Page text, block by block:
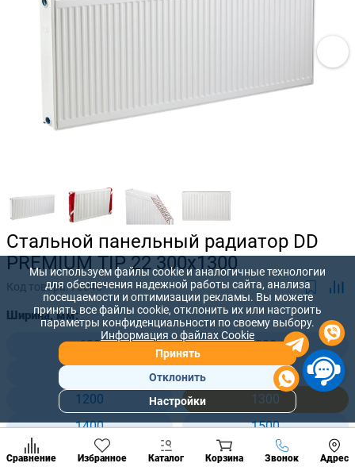
Стальной панельный радиатор DD
PREMIUM TIP 22 300x1300
Код товара:75045
Ширина, мм:
600
800
1000
1200
1300
1400
1500
1600
1800
Сравнение Избранное Каталог Корзина Звонок Адрес
Позвонить
разделы
Мы используем файлы cookie и аналогичные технологии
для обеспечения надежной работы сайта, анализа
посещаемости и оптимизации рекламы. Вы можете
принять все файлы cookie, отклонить их или настроить
параметры конфиденциальности по своему выбору.
Информация о файлах Cookie
Принять
Отклонить
Настройки